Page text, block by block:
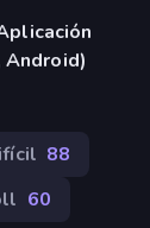
Android)
88
60